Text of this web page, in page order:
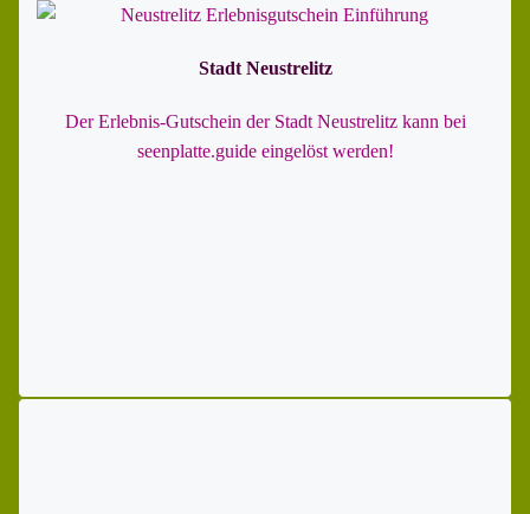
Stadt Neustrelitz
DerErlebnis-Gutschein der Stadt Neustrelitz kann bei
seenplatte.guide eingelöst werden!